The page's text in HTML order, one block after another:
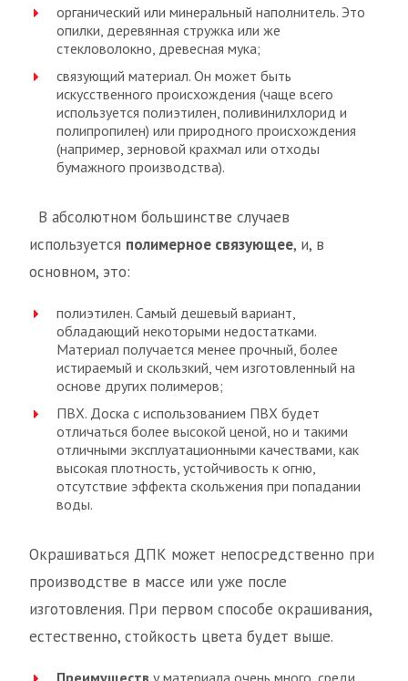
органический или минеральный наполнитель. Это
опилки, деревянная стружка или же
стекловолокно, древесная мука;
связующий материал. Он может быть
искусственного происхождения (чаще всего
используется полиэтилен, поливинилхлорид и
полипропилен) или природного происхождения
(например, зерновой крахмал или отходы
бумажного производства).
В абсолютном большинстве случаев
используется полимерное связующее, и, в
основном, это:
полиэтилен. Самый дешевый вариант,
обладающий некоторыми недостатками.
Материал получается менее прочный, более
истираемый и скользкий, чем изготовленный на
основе других полимеров;
ПВХ. Доска с использованием ПВХ будет
отличаться более высокой ценой, но и такими
отличными эксплуатационными качествами, как
высокая плотность, устойчивость к огню,
отсутствие эффекта скольжения при попадании
воды.
Окрашиваться ДПК может непосредственно при
производстве в массе или уже после
изготовления. При первом способе окрашивания,
естественно, стойкость цвета будет выше.